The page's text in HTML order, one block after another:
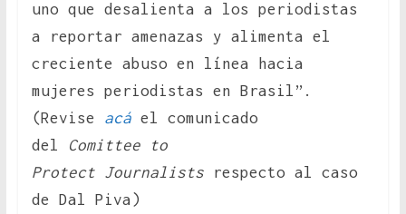
uno que desalienta a los periodistas
a reportar amenazas y alimenta el
creciente abuso en línea hacia
mujeres periodistas en Brasil”.
(Revise acáel comunicado
del
Comittee to
Protect Journalists respecto al caso
de Dal Piva)